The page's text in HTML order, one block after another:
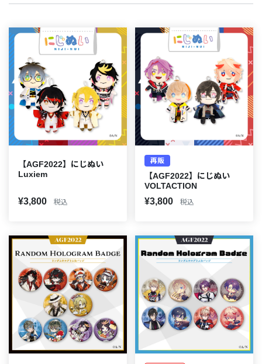
【AGF2022】にじぬい
Luxiem
¥3,800 税込
再販
【AGF2022】にじぬい
VOLTACTION
¥3,800 税込